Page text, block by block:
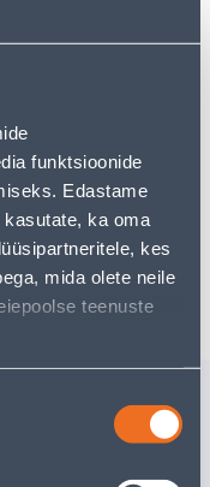
funktsioonide
Edastame
ka oma
kes
mida olete neile
teenuste
et leida
• Läbimõõt 20 cm,
kastmisvee
tagastusõigus.